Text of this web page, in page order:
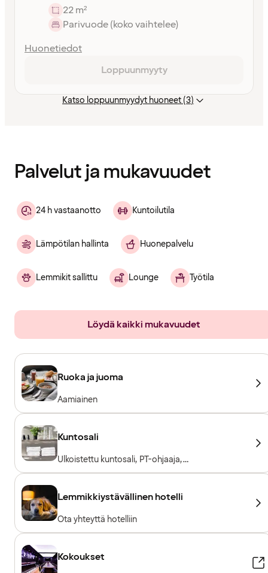
22 m²
Parivuode (koko vaihtelee)
Huonetiedot
Loppuunmyyty
Katso loppuunmyydyt huoneet (3)
Palvelut ja mukavuudet
24 h vastaanotto Kuntoilutila
Lämpötilan hallinta Huonepalvelu
Lemmikit sallittu Lounge Työtila
Löydä kaikki mukavuudet
Ruoka ja juoma
Aamiainen
Kuntosali
Ulkoistettu kuntosali, PT-ohjaaja,
Kuntosalilaitteet, Kardiolaitteet, Vapaapainot,
Lemmikkiystävällinen hotelli
Ota yhteyttä hotelliin
Kokoukset